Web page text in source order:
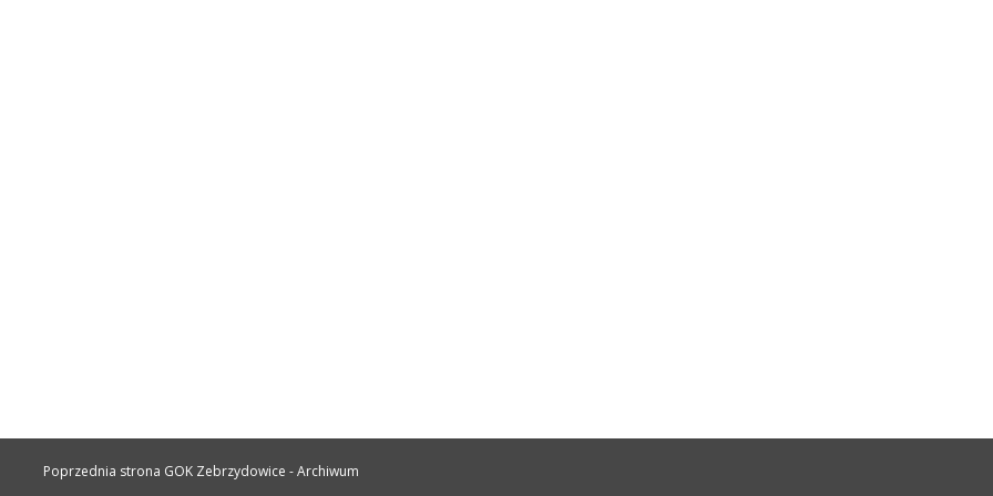
Poprzednia strona GOK Zebrzydowice - Archiwum